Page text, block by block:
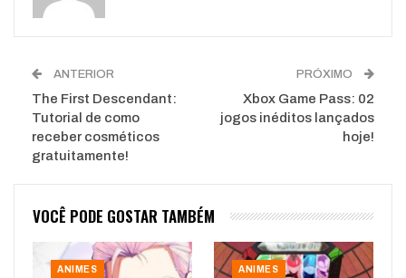
ANTERIOR
The First Descendant:
Tutorial de como
receber cosméticos
gratuitamente!
PRÓXIMO
Xbox Game Pass: 02
jogos inéditos lançados
hoje!
VOCÊ PODE GOSTAR TAMBÉM
ANIMES ANIMES